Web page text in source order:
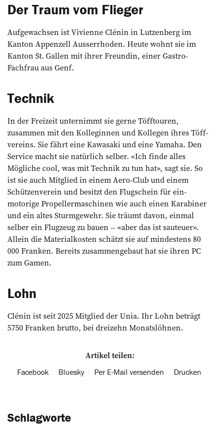
Der Traum vom Flieger
Aufgewachsen ist Vivienne Clénin in Lutzenberg im
Kanton Appenzell Ausser­rhoden. Heute wohnt sie im
Kanton St. Gallen mit ihrer Freundin, einer Gastro-
Fachfrau aus Genf.
Technik
In der Freizeit unternimmt sie gerne Töfftouren,
zusammen mit den Kolleginnen und Kollegen ihres Töff­
vereins. Sie fährt eine Kawasaki und eine Yamaha. Den
Service macht sie natürlich selber. «Ich finde alles
Mögliche cool, was mit Technik zu tun hat», sagt sie. So
ist sie auch Mitglied in einem Aero-Club und einem
Schützenverein und besitzt den Flugschein für ein­
motorige Propeller­maschinen wie auch einen Karabiner
und ein altes Sturm­gewehr. Sie träumt davon, einmal
selber ein Flugzeug zu bauen -- «aber das ist sauteuer».
Allein die Materialkosten schätzt sie auf mindestens 80
000 Franken. Bereits zusammengebaut hat sie ihren PC
zum Gamen.
Lohn
Clénin ist seit 2025 Mitglied der Unia. Ihr Lohn beträgt
5750 Franken brutto, bei dreizehn Monatslöhnen.
Artikel teilen:
Facebook Bluesky Per E-Mail versenden Drucken
Schlagworte